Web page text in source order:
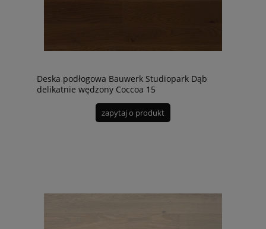
Deska podłogowa Bauwerk Studiopark Dąb
delikatnie wędzony Coccoa 15
zapytaj o produkt